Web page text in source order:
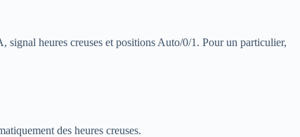
signal heures creuses et positions Auto/0/1. Pour un particulier,
des heures creuses.